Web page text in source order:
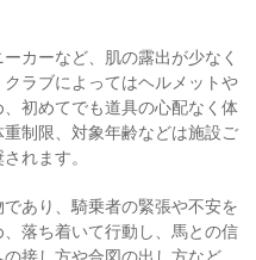
カーなど、肌の露出が少なく
ラブによってはヘルメットや
初めてでも道具の心配なく体
制限、対象年齢などは施設ご
れます。
あり、騎乗者の緊張や不安を
落ち着いて行動し、馬との信
接し方や合図の出し方など、